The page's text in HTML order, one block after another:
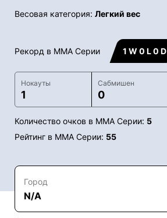
Весовая категория: Легкий вес
Рекорд в ММА Серии 1 W 0 L 0 D
Нокауты
1
Сабмишен
0
Количество очков в ММА Серии: 5
Рейтинг в ММА Серии: 55
Город
N/A